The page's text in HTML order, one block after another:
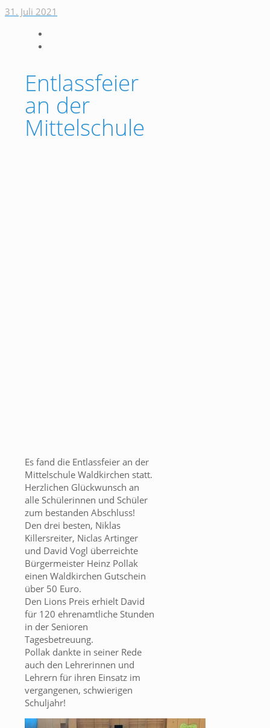
31. Juli 2021
Entlassfeier
an der
Mittelschule
Es fand die Entlassfeier an der
Mittelschule Waldkirchen statt.
Herzlichen Glückwunsch an
alle Schülerinnen und Schüler
zum bestanden Abschluss!
Den drei besten, Niklas
Killersreiter, Niclas Artinger
und David Vogl überreichte
Bürgermeister Heinz Pollak
einen Waldkirchen Gutschein
über 50 Euro.
Den Lions Preis erhielt David
für 120 ehrenamtliche Stunden
in der Senioren
Tagesbetreuung.
Pollak dankte in seiner Rede
auch den Lehrerinnen und
Lehrern für ihren Einsatz im
vergangenen, schwierigen
Schuljahr!